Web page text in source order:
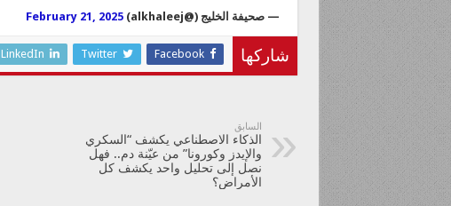
— صحيفة الخليج (@alkhaleej) February 21, 2025
شاركها Facebook
Twitter
LinkedIn
السابق
الذكاء الاصطناعي يكشف “السكري
والإيدز وكورونا” من عيّنة دم.. فهل
نصل إلى تحليل واحد يكشف كل
الأمراض؟